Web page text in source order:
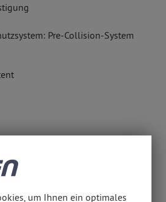
Pre-Collision-System
VSC
um Ihnen ein optimales